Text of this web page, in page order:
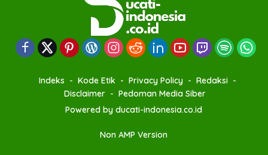
Indeks Kode Etik Privacy Policy
Redaksi
Disclaimer
Pedoman Media Siber
Powered by ducati-indonesia.co.id
Non AMP Version